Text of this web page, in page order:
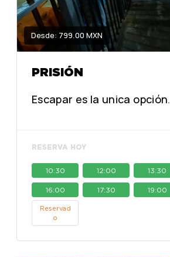
Desde: 799.00 MXN
PRISIÓN
Escapar es la unica opción.
RESERVA HOY
10:30 12:00 13:30
16:00 17:30 19:00
Reservad
o